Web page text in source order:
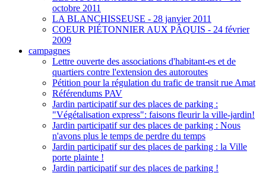
octobre 2011
LA BLANCHISSEUSE - 28 janvier 2011
COEUR PIÉTONNIER AUX PÂQUIS - 24 février
2009
campagnes
Lettre ouverte des associations d'habitant-es et de
quartiers contre l'extension des autoroutes
Pétition pour la régulation du trafic de transit rue Amat
Référendums PAV
Jardin participatif sur des places de parking :
"Végétalisation express": faisons fleurir la ville-jardin!
Jardin participatif sur des places de parking : Nous
n'avons plus le temps de perdre du temps
Jardin participatif sur des places de parking : la Ville
porte plainte !
Jardin participatif sur des places de parking !